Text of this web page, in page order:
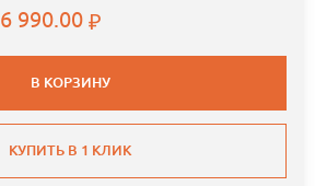
6 990.00
В КОРЗИНУ
КУПИТЬ В 1 КЛИК